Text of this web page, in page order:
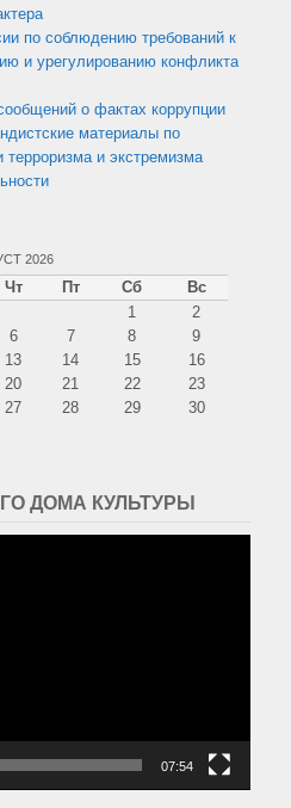
по соблюдению требований к
и урегулированию конфликта
о фактах коррупции
материалы по
терроризма и экстремизма
2026
Чт Пт Сб
Вс
1
2
6 7 8
9
13 14 15
16
20 21 22
23
27 28 29
30
ДОМА КУЛЬТУРЫ
07:54